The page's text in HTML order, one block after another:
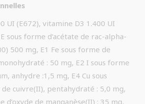
UI (E672), vitamine D3 1.400 UI
sous forme d’acétate de rac-alpha-
500 mg, E1 Fe sous forme de
: 50 mg, E2 I sous forme
anhydre :1,5 mg, E4 Cu sous
cuivre(II), pentahydraté : 5,0 mg,
d’oxyde de manganèse(II) : 35 mg,